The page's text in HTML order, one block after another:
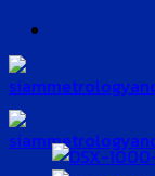
Skip
to
content